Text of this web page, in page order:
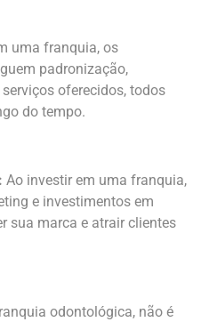
uma franquia, os
padronização,
oferecidos, todos
do tempo.
Ao investir em uma franquia,
e investimentos em
sua marca e atrair clientes
odontológica, não é